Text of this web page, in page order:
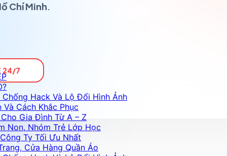
Hack Và Lộ Đổi Hình Ảnh
Cách Khắc Phục
Gia Đình Từ A – Z
Non, Nhóm Trẻ Lớp Học
Ty Tối Ưu Nhất
Cửa Hàng Quần Áo
Chí Minh.
24/7